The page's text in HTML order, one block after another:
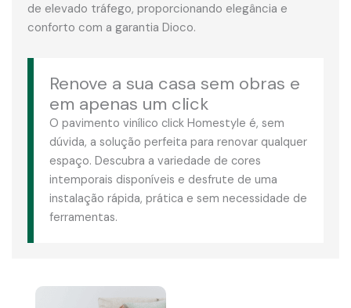
de elevado tráfego, proporcionando elegância e
conforto com a garantia Dioco.
Renove a sua casa sem obras e
em apenas um click
O pavimento vinílico click Homestyle é, sem
dúvida, a solução perfeita para renovar qualquer
espaço. Descubra a variedade de cores
intemporais disponíveis e desfrute de uma
instalação rápida, prática e sem necessidade de
ferramentas.